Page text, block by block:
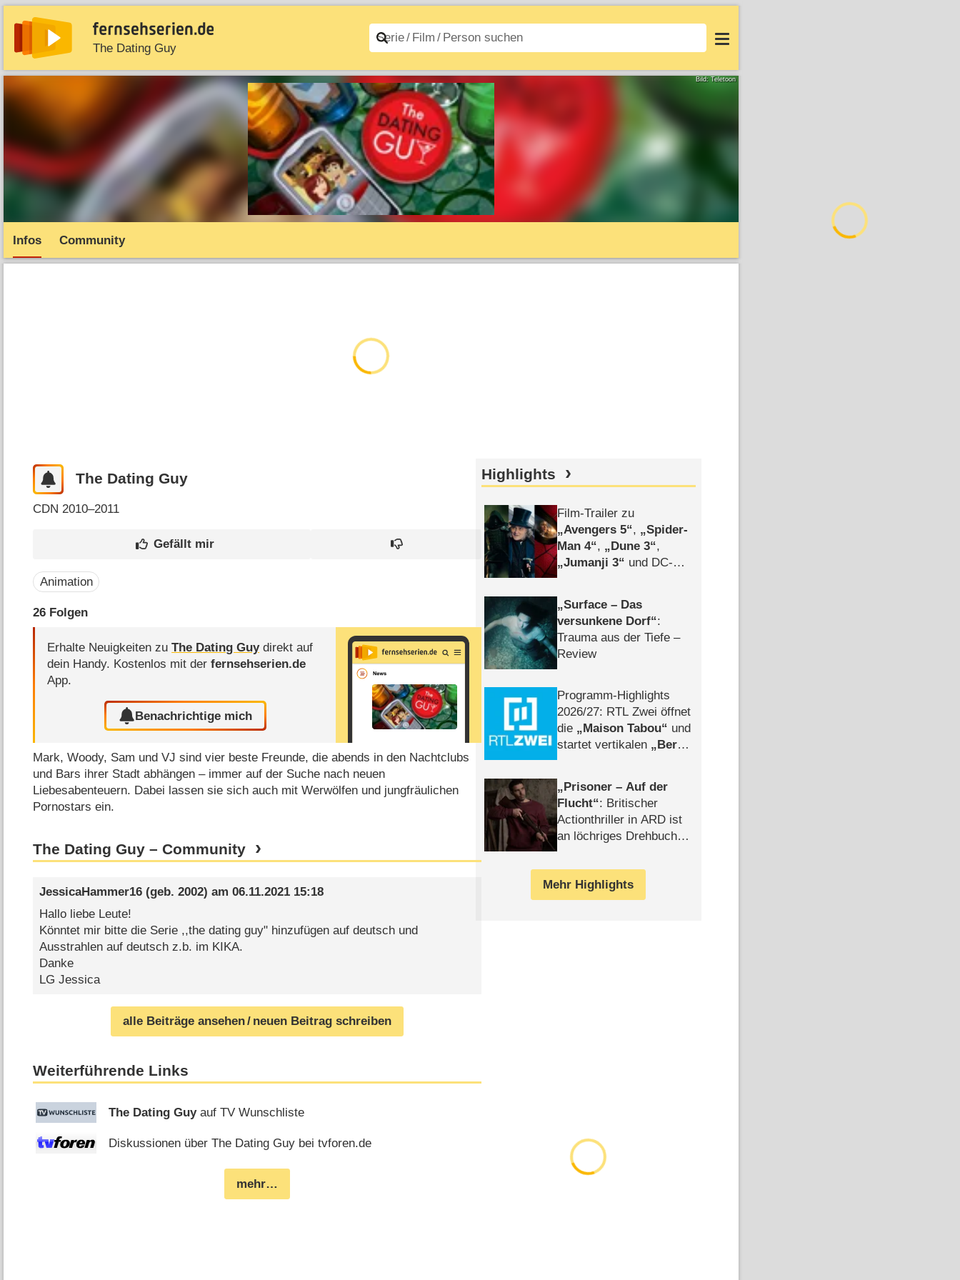
The Dating Guy
News Entdecken Streaming Filme A–Z Login
Bild: Teletoon
Infos Community
The Dating Guy
CDN 2010–2011
Animation
26 Folgen
Erhalte Neuigkeiten zuThe Dating Guydirekt auf
dein Handy. Kostenlos mit derfernsehserien.de
App.
Benachrichtige mich
Mark, Woody, Sam und VJ sind vier beste Freunde, die abends in den Nachtclubs
und Bars ihrer Stadt abhängen – immer auf der Suche nach neuen
Liebesabenteuern. Dabei lassen sie sich auch mit Werwölfen und jungfräulichen
Pornostars ein.
The Dating Guy – Community
JessicaHammer16(geb. 2002) am 06.11.2021 15:18
Hallo liebe Leute!
Könntet mir bitte die Serie ,,the dating guy" hinzufügen auf deutsch und
Ausstrahlen auf deutsch z.b. im KIKA.
Danke
LG Jessica
alle Beiträge ansehen/ neuen Beitrag schreiben
Weiterführende Links
The Dating Guyauf TV Wunschliste
Diskussionen über The Dating Guy bei tvforen.de
mehr…
Highlights
Film-Trailer zu
Avengers 5 ,
Spider-
Man 4 , Dune 3 ,
Jumanji 3
und DC-
Surface – Das
versunkene Dorf :
Trauma aus der Tiefe –
Review
Programm-Highlights
2026/​27: RTL Zwei öffnet
die
Maison Tabou
und
startet vertikalen
Berlin
Prisoner – Auf der
Flucht : Britischer
Actionthriller in ARD ist
an löchriges Drehbuch
Mehr Highlights